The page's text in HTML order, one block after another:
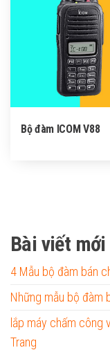
Bộ đàm ICOM V88
Bài viết mới
4 Mẫu bộ đàm bán
Những mẫu bộ đàm
lắp máy chấm công
Trang